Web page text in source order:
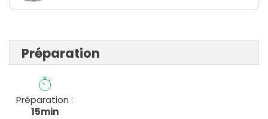
Préparation
Préparation :
15min